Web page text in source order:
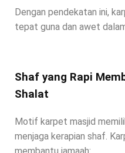
Dengan pendekatan ini,
tepat guna dan awet
Shaf yang Rapi
Shalat
Motif karpet masjid
menjaga kerapian shaf.